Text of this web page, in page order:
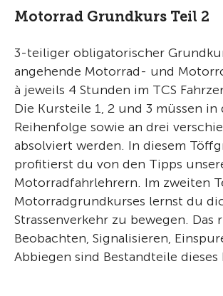
Motorrad Grundkurs Teil 2
3-teiliger obligatorischer
angehende Motorrad- und
à jeweils 4 Stunden im TCS
Die Kursteile 1, 2 und 3 müssen in
Reihenfolge sowie an drei
absolviert werden. In diesem
profitierst du von den Tipps
Motorradfahrlehrern. Im zweiten
Motorradgrundkurses lernst du
Strassenverkehr zu bewegen. Das
Beobachten, Signalisieren,
Abbiegen sind Bestandteile dieses